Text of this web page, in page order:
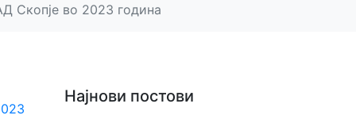
Скопје во 2023 година
Најнови постови